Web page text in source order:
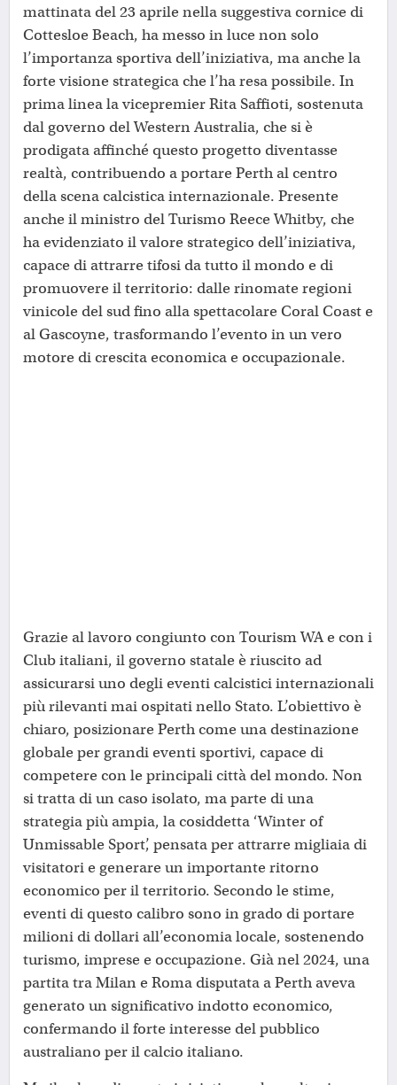
mattinata del 23 aprile nella suggestiva cornice di
Cottesloe Beach, ha messo in luce non solo
l’importanza sportiva dell’iniziativa, ma anche la
forte visione strategica che l’ha resa possibile. In
prima linea la vicepremier Rita Saffioti, sostenuta
dal governo del Western Australia, che si è
prodigata affinché questo progetto diventasse
realtà, contribuendo a portare Perth al centro
della scena calcistica internazionale. Presente
anche il ministro del Turismo Reece Whitby, che
ha evidenziato il valore strategico dell’iniziativa,
capace di attrarre tifosi da tutto il mondo e di
promuovere il territorio: dalle rinomate regioni
vinicole del sud fino alla spettacolare Coral Coast e
al Gascoyne, trasformando l’evento in un vero
motore di crescita economica e occupazionale.
Grazie al lavoro congiunto con Tourism WA e con i
Club italiani, il governo statale è riuscito ad
assicurarsi uno degli eventi calcistici internazionali
più rilevanti mai ospitati nello Stato. L’obiettivo è
chiaro, posizionare Perth come una destinazione
globale per grandi eventi sportivi, capace di
competere con le principali città del mondo. Non
si tratta di un caso isolato, ma parte di una
strategia più ampia, la cosiddetta ‘Winter of
Unmissable Sport’, pensata per attrarre migliaia di
visitatori e generare un importante ritorno
economico per il territorio. Secondo le stime,
eventi di questo calibro sono in grado di portare
milioni di dollari all’economia locale, sostenendo
turismo, imprese e occupazione. Già nel 2024, una
partita tra Milan e Roma disputata a Perth aveva
generato un significativo indotto economico,
confermando il forte interesse del pubblico
australiano per il calcio italiano.